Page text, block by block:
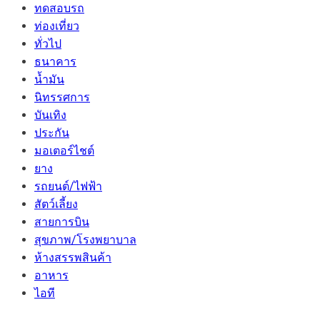
ทดสอบรถ
ท่องเที่ยว
ทั่วไป
ธนาคาร
น้ำมัน
นิทรรศการ
บันเทิง
ประกัน
มอเตอร์ไชต์
ยาง
รถยนต์/ไฟฟ้า
สัตว์เลี้ยง
สายการบิน
สุขภาพ/โรงพยาบาล
ห้างสรรพสินค้า
อาหาร
ไอที